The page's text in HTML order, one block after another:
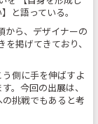
と語っている。
から、デザイナーの
を掲げてきており、
側に手を伸ばすよ
。今回の出展は、
挑戦でもあると考